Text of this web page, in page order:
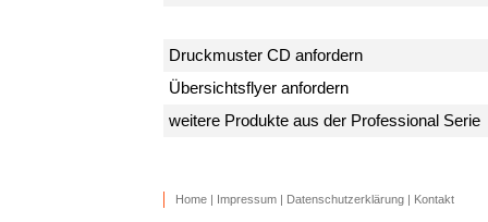
Druckmuster CD anfordern
Übersichtsflyer anfordern
weitere Produkte aus der Professional Serie
Home | Impressum | Datenschutzerklärung | Kontakt